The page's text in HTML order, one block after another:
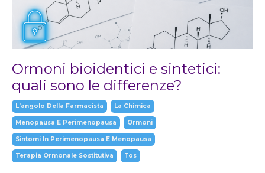
Ormoni bioidentici e sintetici:
quali sono le differenze?
L'angolo Della Farmacista La Chimica
Menopausa E Perimenopausa Ormoni
Sintomi In Perimenopausa E Menopausa
Terapia Ormonale Sostitutiva Tos